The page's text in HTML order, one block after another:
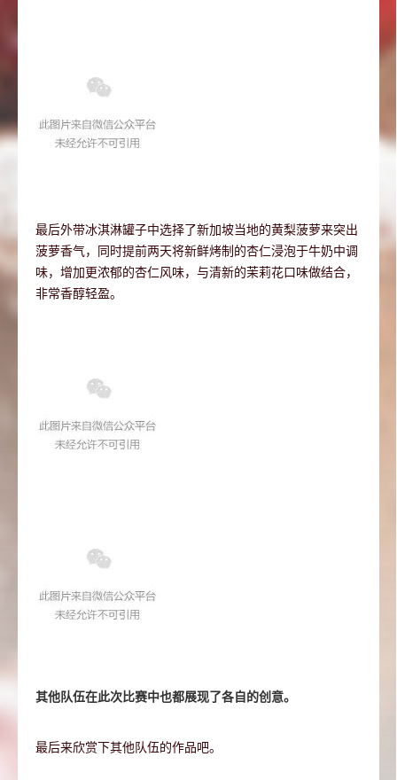
最后外带冰淇淋罐子中选择了新加坡当地的黄梨菠萝来突出
菠萝香气，同时提前两天将新鲜烤制的杏仁浸泡于牛奶中调
味，增加更浓郁的杏仁风味，与清新的茉莉花口味做结合，
非常香醇轻盈。
其他队伍在此次比赛中也都展现了各自的创意。
最后来欣赏下其他队伍的作品吧。